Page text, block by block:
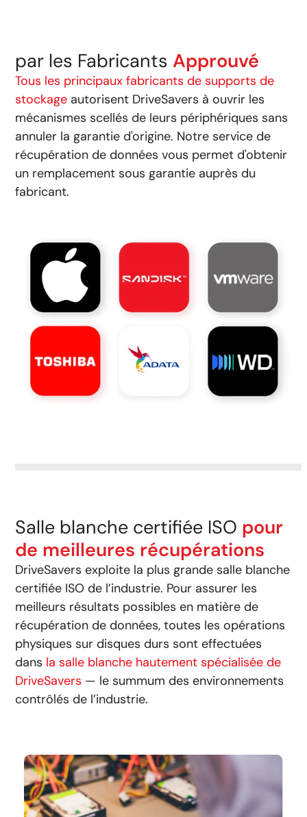
par les FabricantsApprouvé
Tous les principaux fabricants de supports de
stockage autorisent DriveSavers à ouvrir les
mécanismes scellés de leurs périphériques sans
annuler la garantie d'origine. Notre service de
récupération de données vous permet d'obtenir
un remplacement sous garantie auprès du
fabricant.
Salle blanche certifiée ISO pour
de meilleures récupérations
DriveSavers exploite la plus grande salle blanche
certifiée ISO de l’industrie. Pour assurer les
meilleurs résultats possibles en matière de
récupération de données, toutes les opérations
physiques sur disques durs sont effectuées
dans la salle blanche hautement spécialisée de
DriveSavers — le summum des environnements
contrôlés de l’industrie.